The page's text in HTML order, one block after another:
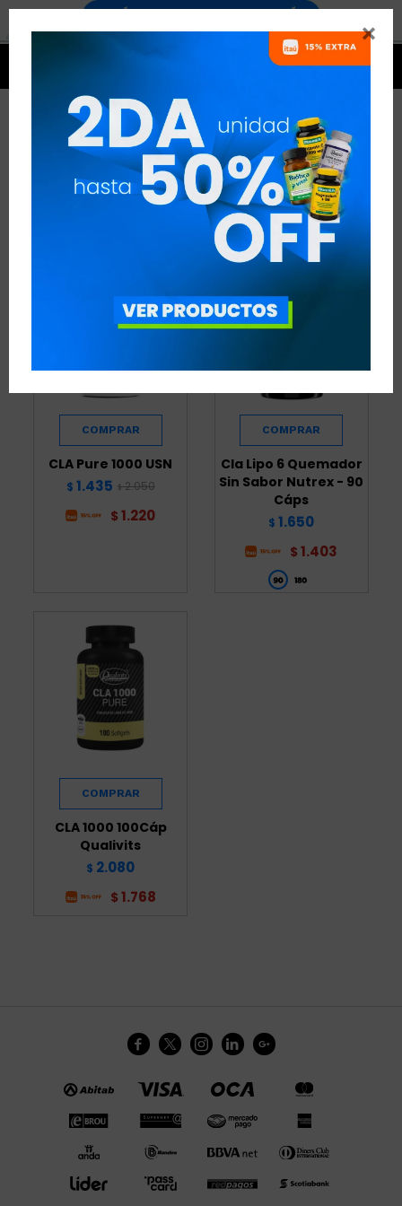

CLA
QUITAR FILTROS
RECOMENDADOS
CLA Pure 1000 USN
$ 1.435 $ 2.050
$ 1.220
Cla Lipo 6 Quemador
Sin Sabor Nutrex - 90
Cáps
$ 1.650
$ 1.403
CLA 1000 100Cáp
Qualivits
$ 2.080
$ 1.768
    